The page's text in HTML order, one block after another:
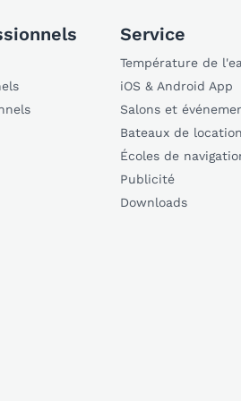
Service
Température de
iOS & Android App
Salons et
Bateaux de location
Écoles de
Publicité
Downloads